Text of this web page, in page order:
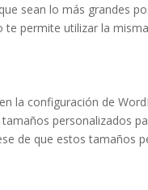
sean lo más grandes
permite utilizar la
la configuración de
personalizados
de que estos tamaños